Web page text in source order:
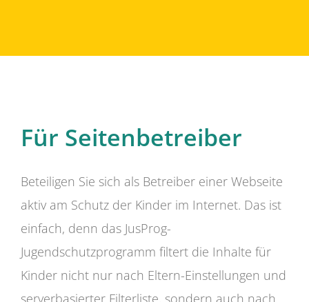
Für Seitenbetreiber
Beteiligen Sie sich als Betreiber einer Webseite
aktiv am Schutz der Kinder im Internet. Das ist
einfach, denn das JusProg-
Jugendschutzprogramm filtert die Inhalte für
Kinder nicht nur nach Eltern-Einstellungen und
serverbasierter Filterliste, sondern auch nach